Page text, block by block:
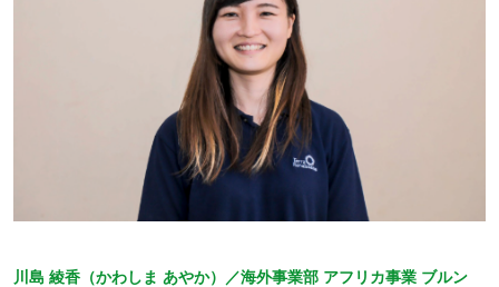
川島 綾香（かわしま あやか）／海外事業部 アフリカ事業 ブルン